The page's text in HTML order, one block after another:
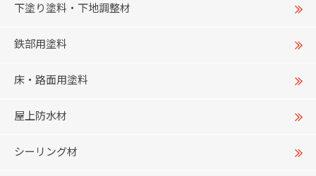
下塗り塗料・下地調整材
鉄部用塗料
床・路面用塗料
屋上防水材
シーリング材